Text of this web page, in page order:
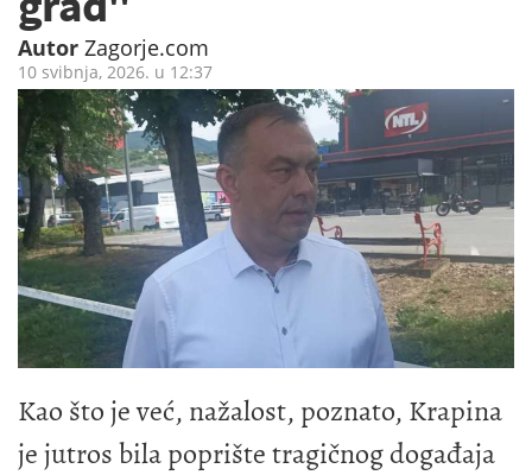
Autor Zagorje.com
10 svibnja, 2026. u 12:37
Kao što je već, nažalost, poznato, Krapina
je jutros bila poprište tragičnog događaja